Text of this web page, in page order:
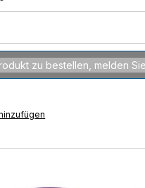
zu bestellen, melden